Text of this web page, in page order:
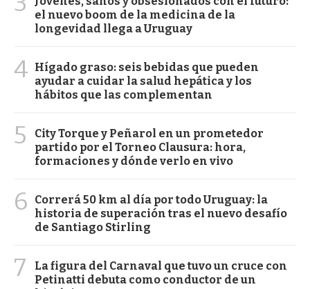
el nuevo boom de la medicina de la
longevidad llega a Uruguay
4 Hígado graso: seis bebidas que pueden
ayudar a cuidar la salud hepática y los
hábitos que las complementan
5
City Torque y Peñarol en un prometedor
partido por el Torneo Clausura: hora,
formaciones y dónde verlo en vivo
6
Correrá 50 km al día por todo Uruguay: la
historia de superación tras el nuevo desafío
de Santiago Stirling
7
La figura del Carnaval que tuvo un cruce con
Petinatti debuta como conductor de un